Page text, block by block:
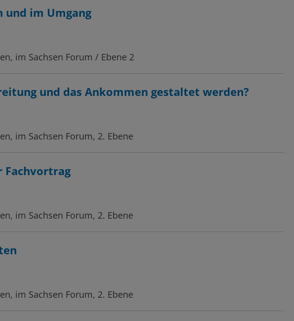
und im Umgang
im Sachsen Forum / Ebene 2
und das Ankommen gestaltet werden?
im Sachsen Forum, 2. Ebene
im Sachsen Forum, 2. Ebene
im Sachsen Forum, 2. Ebene